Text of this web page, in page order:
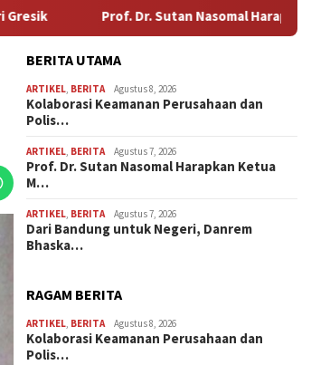
Dr. Sutan Nasomal Harapkan Ketua
BERITA UTAMA
ARTIKEL, BERITA Agustus 8, 2026
Kolaborasi Keamanan Perusahaan dan
Polis…
ARTIKEL, BERITA Agustus 7, 2026
Prof. Dr. Sutan Nasomal Harapkan Ketua
M…
ARTIKEL, BERITA Agustus 7, 2026
Dari Bandung untuk Negeri, Danrem
Bhaska…
RAGAM BERITA
ARTIKEL, BERITA Agustus 8, 2026
Kolaborasi Keamanan Perusahaan dan
Polis…